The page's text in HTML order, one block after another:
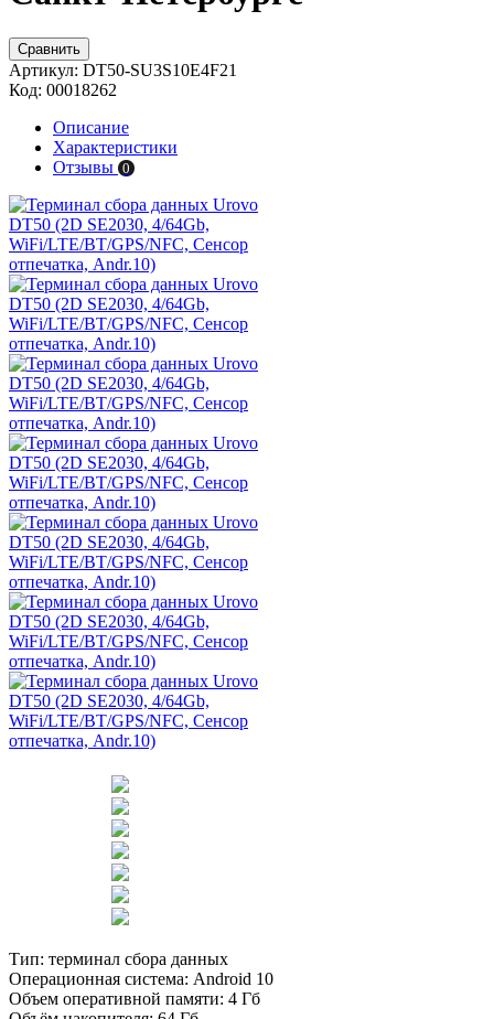
Сравнить
Артикул: DT50-SU3S10E4F21
Код: 00018262
Описание
Характеристики
Отзывы 0
Тип: терминал сбора данных
Операционная система: Android 10
Объем оперативной памяти: 4 Гб